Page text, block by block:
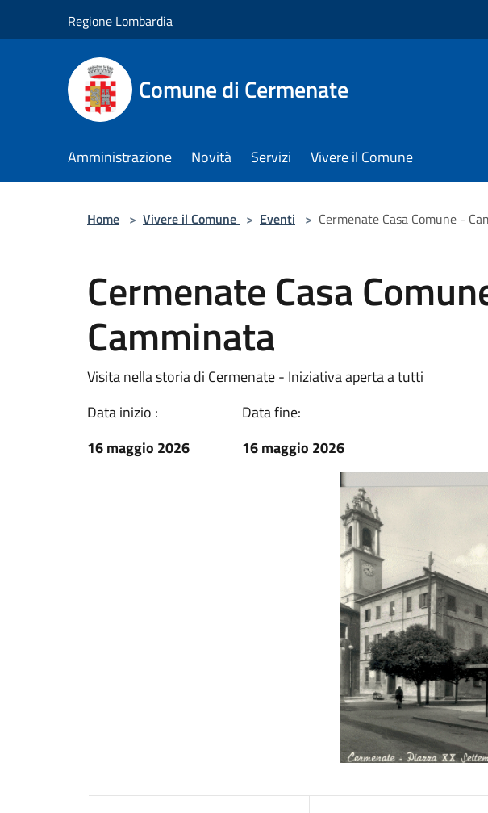
Regione Lombardia
Comune di Cermenate
Amministrazione Novità Servizi Vivere il Comune
Home > Vivere il Comune > Eventi > Cermenate Casa Comune -
Cermenate Casa
Camminata
Visita nella storia di Cermenate - Iniziativa aperta a tutti
Data inizio :
16 maggio 2026
Data fine:
16 maggio 2026